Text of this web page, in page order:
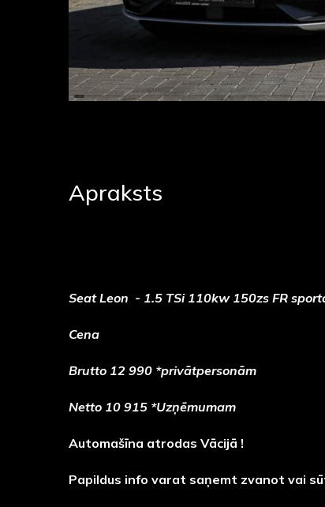
Apraksts
Seat Leon - 1.5 TSi 110kw 150zs FR
Cena
Brutto 12 990 *privātpersonām
Netto 10 915 *Uzņēmumam
Automašīna atrodas Vācijā !
Papildus info varat saņemt zvanot vai